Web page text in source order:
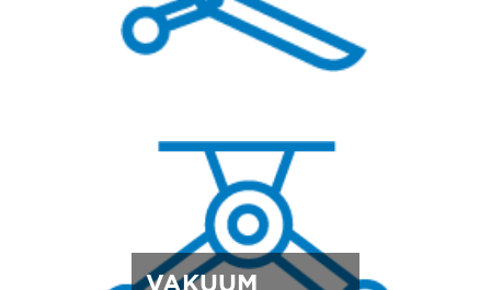
VAKUUM